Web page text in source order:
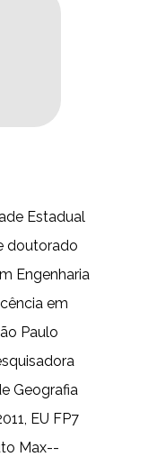
Estadual
doutorado
Engenharia
em
Paulo
Geografia
EU FP7
Max-­